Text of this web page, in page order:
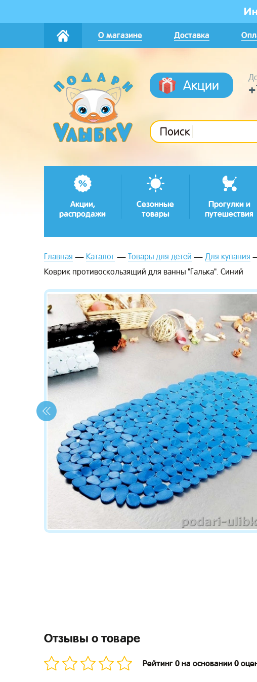
О магазине Доставка
Акции
Поиск
Акции,
распродажи
Сезонные
товары
Прогулки и
путешествия
Главная Каталог Товары для детей Для купания
Коврик противоскользящий для ванны "Галька". Синий
Отзывы о товаре
Рейтинг 0 на основании 0